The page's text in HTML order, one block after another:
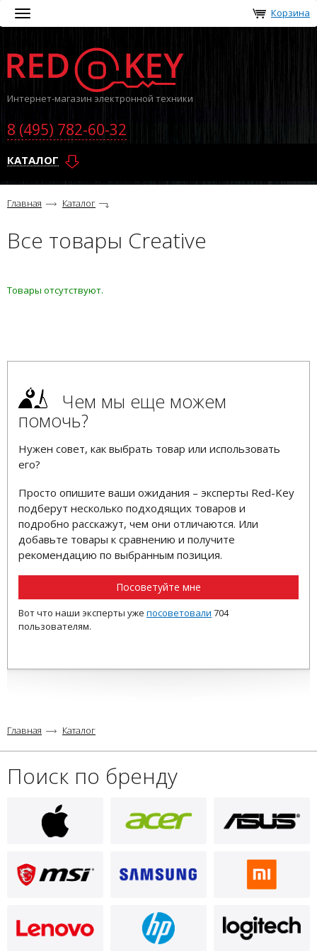
Toggle
navigation
Корзина
Интернет-магазин электронной техники
8 (495) 782-60-32
КАТАЛОГ
Главная Каталог
Все товары Creative
Товары отсутствуют.
Чем мы еще можем
помочь?
Нужен совет, как выбрать товар или использовать
его?
Просто опишите ваши ожидания – эксперты Red-Key
подберут несколько подходящих товаров и
подробно расскажут, чем они отличаются. Или
добавьте товары к сравнению и получите
рекомендацию по выбранным позиция.
Посоветуйте мне
Вот что наши эксперты уже посоветовали 704
пользователям.
Главная Каталог
Поиск по бренду